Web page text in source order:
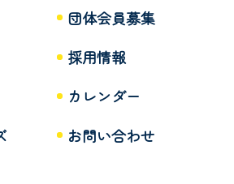
団体会員募集
採用情報
カレンダー
お問い合わせ